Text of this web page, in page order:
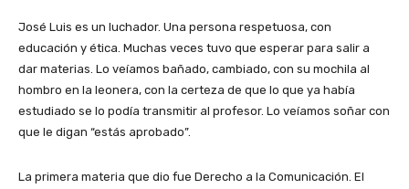
José Luis es un luchador. Una persona respetuosa, con
educación y ética. Muchas veces tuvo que esperar para salir a
dar materias. Lo veíamos bañado, cambiado, con su mochila al
hombro en la leonera, con la certeza de que lo que ya había
estudiado se lo podía transmitir al profesor. Lo veíamos soñar con
que le digan “estás aprobado”.
La primera materia que dio fue Derecho a la Comunicación. El